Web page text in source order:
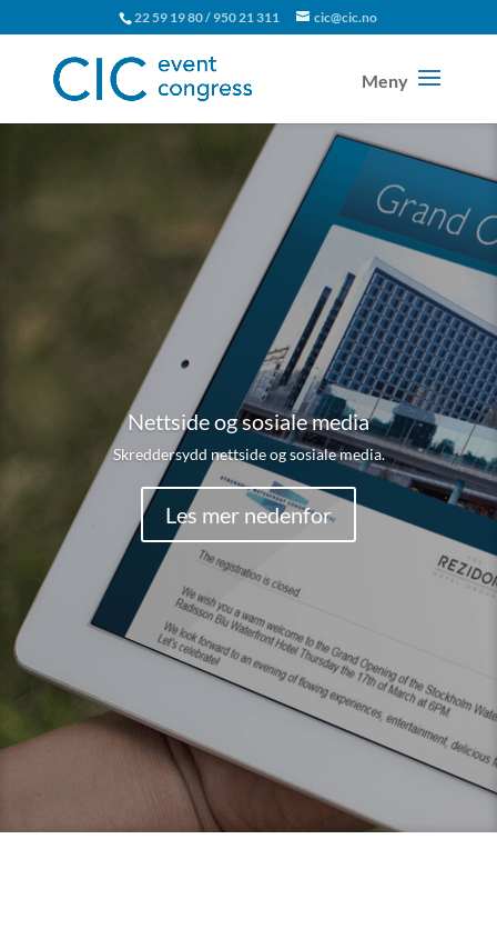
22 59 19 80 / 950 21 311 cic@cic.no
Nettside og sosiale media
Skreddersydd nettside og sosiale media.
Les mer nedenfor